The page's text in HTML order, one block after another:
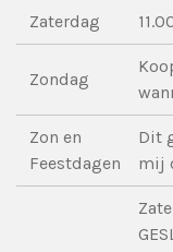
Zaterdag
Zondag
Zon en
Feestdagen
Dit
mij